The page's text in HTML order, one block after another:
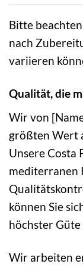
Bitte
nach
variieren
Qualität, die
Wir von
größten Wert
Unsere Costa
mediterranen
können Sie
höchster
Wir arbeiten